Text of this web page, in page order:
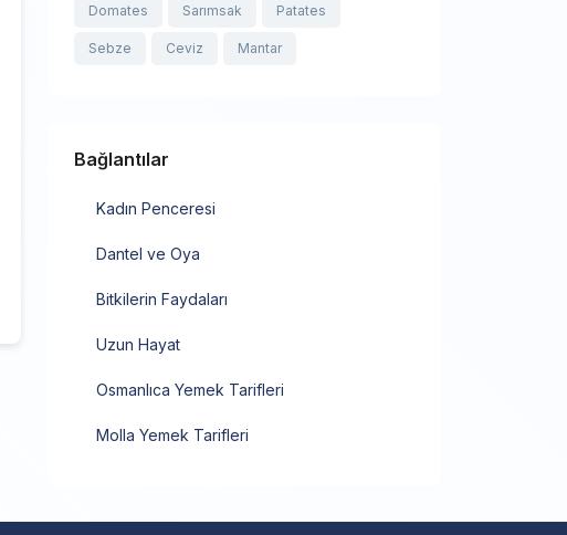
Domates Sarımsak Patates
Sebze Ceviz Mantar
Bağlantılar
Kadın Penceresi
Dantel ve Oya
Bitkilerin Faydaları
Uzun Hayat
Osmanlıca Yemek Tarifleri
Molla Yemek Tarifleri